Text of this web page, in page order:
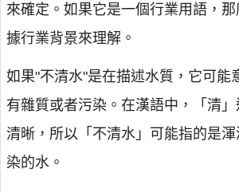
來確定。如果它是一個行業用語，
據行業背景來理解。
如果"不清水"是在描述水質，它可能
有雜質或者污染。在漢語中，「清」
清晰，所以「不清水」可能指的是
染的水。